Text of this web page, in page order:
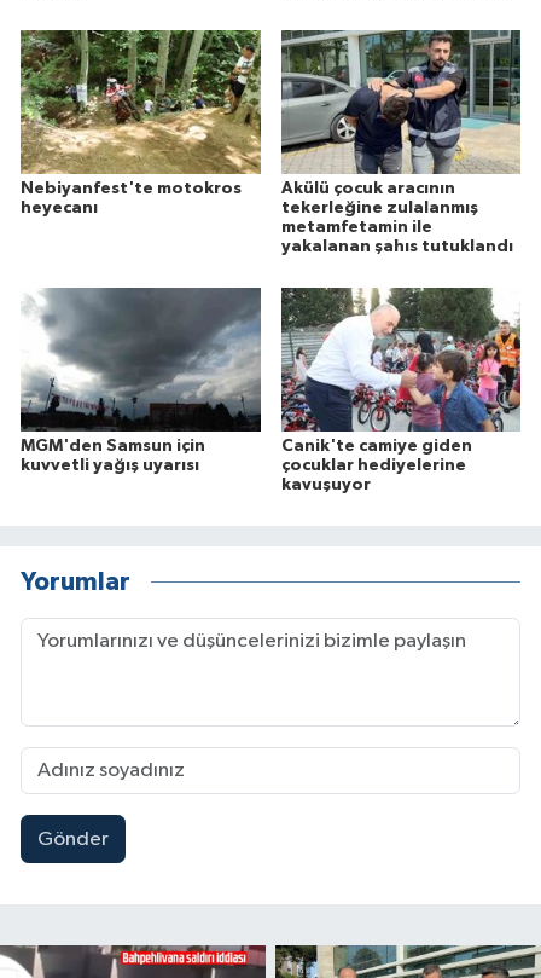
Nebiyanfest'te motokros
heyecanı
Akülü çocuk aracının
tekerleğine zulalanmış
metamfetamin ile
yakalanan şahıs tutuklandı
MGM'den Samsun için
kuvvetli yağış uyarısı
Canik'te camiye giden
çocuklar hediyelerine
kavuşuyor
Yorumlar
Gönder